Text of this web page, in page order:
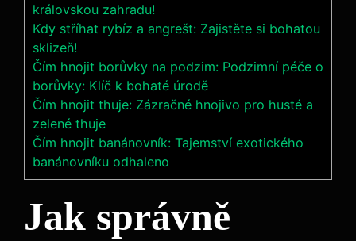
královskou zahradu!
Kdy stříhat rybíz a angrešt: Zajistěte si bohatou
sklizeň!
Čím hnojit borůvky na podzim: Podzimní péče o
borůvky: Klíč k bohaté úrodě
Čím hnojit thuje: Zázračné hnojivo pro husté a
zelené thuje
Čím hnojit banánovník: Tajemství exotického
banánovníku odhaleno
Jak ​správně